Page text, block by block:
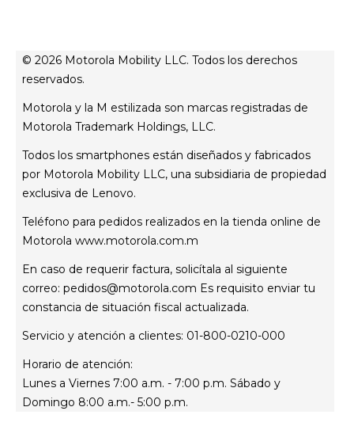
aviso de privacidad de producto
familia moto g
familia moto e
© 2026 Motorola Mobility LLC. Todos los derechos
reservados.
Motorola y la M estilizada son marcas registradas de
Motorola Trademark Holdings, LLC.
Todos los smartphones están diseñados y fabricados
por Motorola Mobility LLC, una subsidiaria de propiedad
exclusiva de Lenovo.
Teléfono para pedidos realizados en la tienda online de
Motorola www.motorola.com.m
En caso de requerir factura, solicítala al siguiente
correo: pedidos@motorola.com Es requisito enviar tu
constancia de situación fiscal actualizada.
Servicio y atención a clientes: 01-800-0210-000
Horario de atención:
Lunes a Viernes 7:00 a.m. - 7:00 p.m. Sábado y
Domingo 8:00 a.m.- 5:00 p.m.